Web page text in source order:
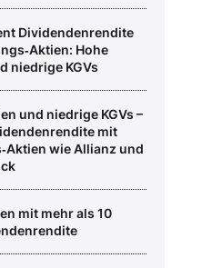
Dividendenrendite
Hohe
niedrige KGVs
und niedrige KGVs –
mit
wie Allianz und
mit mehr als 10